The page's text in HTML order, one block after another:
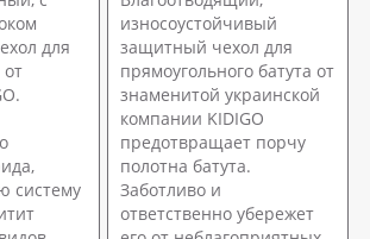
для
от
систему
износоустойчивый
защитный чехол для
прямоугольного батута от
знаменитой украинской
компании KIDIGO
предотвращает порчу
полотна батута.
Заботливо и
ответственно убережет